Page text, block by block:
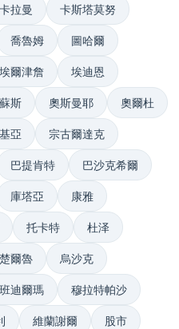
卡拉曼 卡斯塔莫努
喬魯姆 圖哈爾
埃爾津詹 埃迪恩
斯 奧斯曼耶 奧爾杜
亞 宗古爾達克
巴提肯特 巴沙克希爾
庫塔亞 康雅
托卡特 杜泽
楚爾魯 烏沙克
班迪爾瑪 穆拉特帕沙
維蘭謝爾 股市